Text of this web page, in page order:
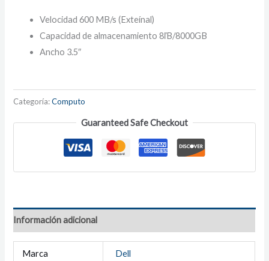
Velocidad 600 MB/s (Exteínal)
Capacidad de almacenamiento 8ľB/8000GB
Ancho 3.5″
Categoría:Computo
Guaranteed Safe Checkout
Información adicional
Marca Dell